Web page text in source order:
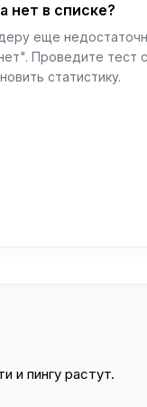
нет в списке?
еще
Проведите тест
статистику.
и пингу растут.